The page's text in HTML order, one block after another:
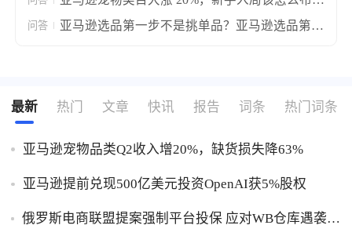
局？亚马逊宠物类目新手入局实操攻略！
问答
亚马逊选品第一步不是挑单品？亚马逊选品第一
最新 热门 文章 快讯 报告 词条 热门词条
亚马逊宠物品类Q2收入增20%，缺货损失降63%
亚马逊提前兑现500亿美元投资OpenAI获5%股权
俄罗斯电商联盟提案强制平台投保 应对WB仓库遇袭卖